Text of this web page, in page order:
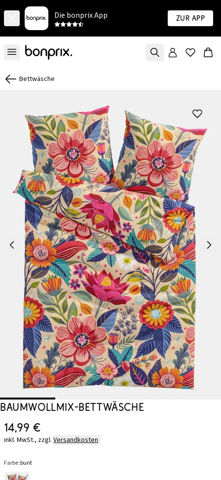
Die bonprix App Zur App
Bettwäsche
Baumwollmix-Bettwäsche
14,99 €
inkl. MwSt., zzgl. Versandkosten
Farbe:bunt